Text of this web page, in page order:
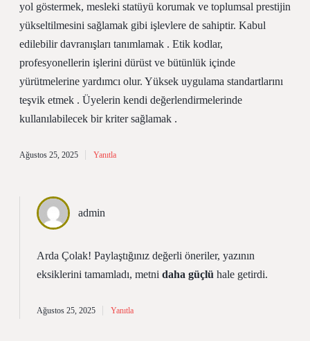
yol göstermek, mesleki statüyü korumak ve toplumsal prestijin
yükseltilmesini sağlamak gibi işlevlere de sahiptir. Kabul
edilebilir davranışları tanımlamak . Etik kodlar,
profesyonellerin işlerini dürüst ve bütünlük içinde
yürütmelerine yardımcı olur. Yüksek uygulama standartlarını
teşvik etmek . Üyelerin kendi değerlendirmelerinde
kullanılabilecek bir kriter sağlamak .
Ağustos 25, 2025 Yanıtla
admin
Arda Çolak! Paylaştığınız değerli öneriler, yazının
eksiklerini tamamladı, metni daha güçlü hale getirdi.
Ağustos 25, 2025 Yanıtla